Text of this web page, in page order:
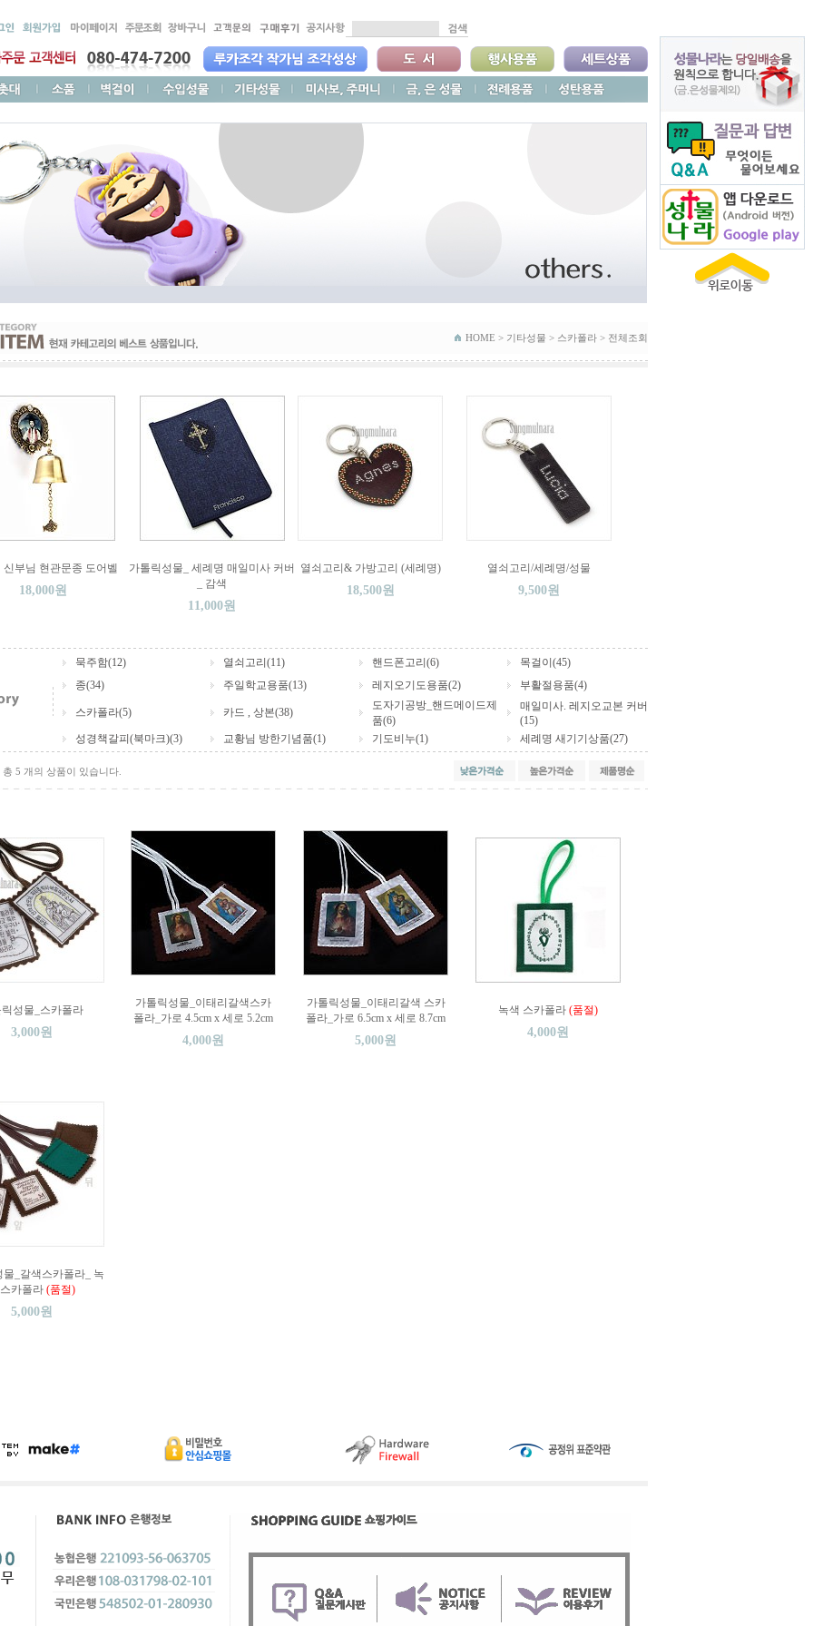
HOME > 기타성물 > 스카폴라 > 전체조회
신부님 현관문종 도어벨
18,000원
가톨릭성물_ 세례명 매일미사 커버
_ 감색
11,000원
열쇠고리& 가방고리 (세례명)
18,500원
열쇠고리/세례명/성물
9,500원
묵주함(12) 열쇠고리(11) 핸드폰고리(6)
목걸이(45)
종(34)
주일학교용품(13) 레지오기도용품(2) 부활절용품(4)
스카폴라(5) 카드 , 상본(38)
도자기공방_핸드메이드제
품(6)
매일미사. 레지오교본 커버
(15)
성경책갈피(북마크)(3)
교황님 방한기념품(1) 기도비누(1) 세례명 새기기상품(27)
5 개의 상품이 있습니다.
성물_스카폴라
3,000원
가톨릭성물_이태리갈색스카
폴라_가로 4.5cm x 세로 5.2cm
4,000원
가톨릭성물_이태리갈색 스카
폴라_가로 6.5cm x 세로 8.7cm
5,000원
녹색 스카폴라 (품절)
4,000원
_갈색스카폴라_ 녹
카폴라 (품절)
5,000원